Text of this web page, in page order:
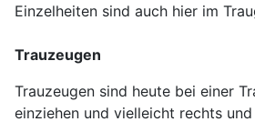
Einzelheiten sind auch hier im
Trauzeugen
Trauzeugen sind heute bei einer
einziehen und vielleicht rechts